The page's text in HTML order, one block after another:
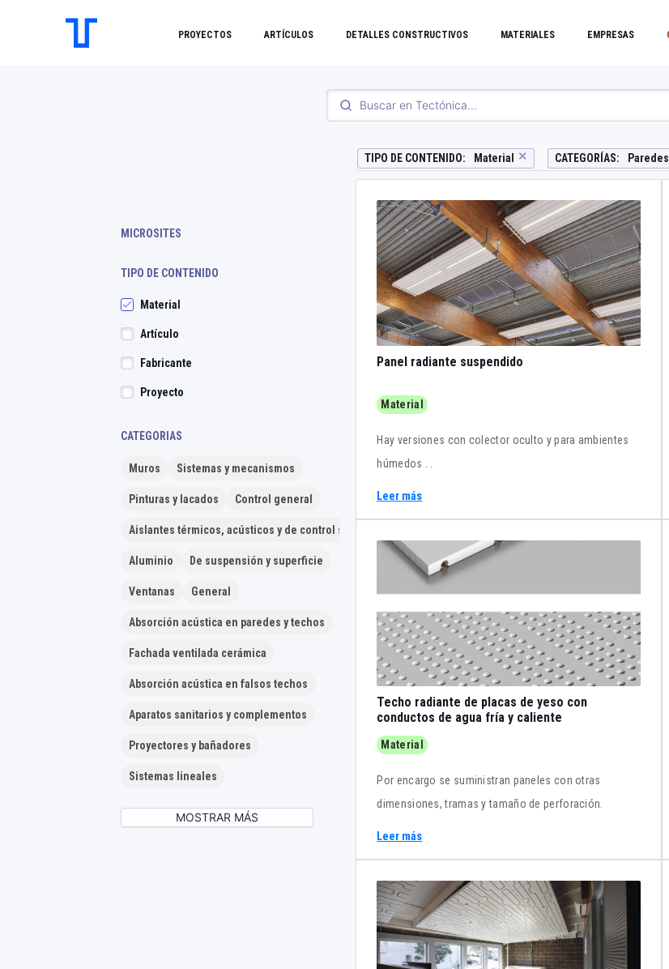
PROYECTOS ARTÍCULOS DETALLES CONSTRUCTIVOS MATERIALES EMPRESAS
MICROSITES
TIPO DE CONTENIDO
Material
Artículo
Fabricante
Proyecto
CATEGORIAS
Muros Sistemas y mecanismos
Pinturas y lacados Control general
Aislantes térmicos, acústicos y de control solar
Aluminio De suspensión y superficie
Ventanas General
Absorción acústica en paredes y techos
Fachada ventilada cerámica
Absorción acústica en falsos techos
Aparatos sanitarios y complementos
Proyectores y bañadores
Sistemas lineales
MOSTRAR MÁS
TIPO DE CONTENIDO: Material ✕ CATEGORÍAS:
Panel radiante suspendido
Material
Hay versiones con colector oculto y para ambientes
húmedos . .
Leer más
Techo radiante de placas de yeso con
conductos de agua fría y caliente
Material
Por encargo se suministran paneles con otras
dimensiones, tramas y tamaño de perforación.
Leer más